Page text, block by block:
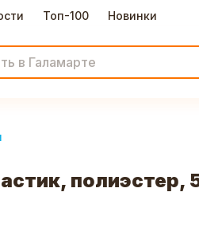
Топ-100 Новинки
полиэстер,